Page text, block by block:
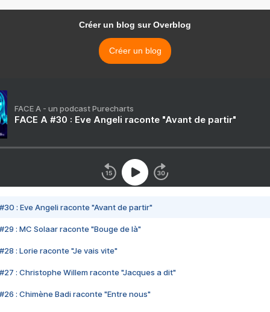
Créer un blog sur Overblog
Créer un blog
FACE A - un podcast Purecharts
FACE A #30 : Eve Angeli raconte "Avant de partir"
#30 : Eve Angeli raconte "Avant de partir"
#29 : MC Solaar raconte "Bouge de là"
#28 : Lorie raconte "Je vais vite"
#27 : Christophe Willem raconte "Jacques a dit"
#26 : Chimène Badi raconte "Entre nous"